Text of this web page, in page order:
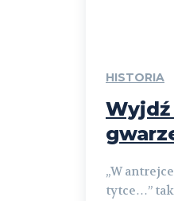
HISTORIA
„W
tytce…”